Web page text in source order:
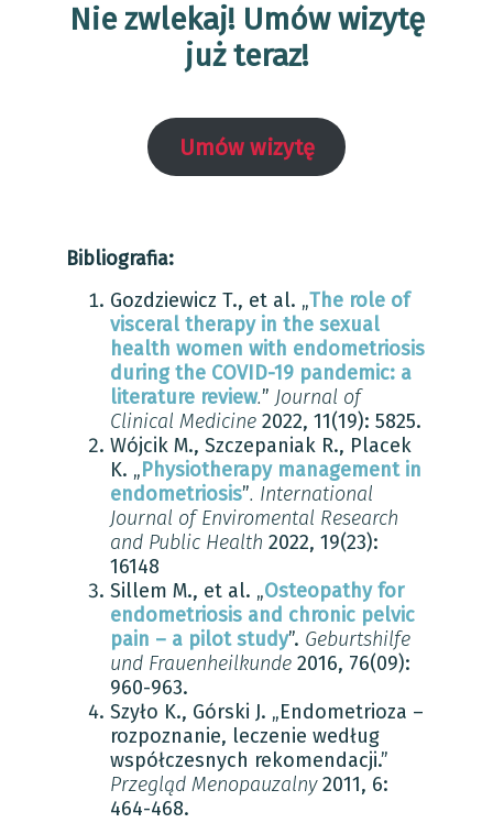
Nie zwlekaj! Umów wizytę
już teraz!
Umów wizytę
Bibliografia:
Gozdziewicz T., et al. „The role of
visceral therapy in the sexual
health women with endometriosis
during the COVID-19 pandemic: a
literature review.” Journal of
Clinical Medicine 2022, 11(19): 5825.
Wójcik M., Szczepaniak R., Placek
K. „Physiotherapy management in
endometriosis”. International
Journal of Enviromental Research
and Public Health 2022, 19(23):
16148
Sillem M., et al. „Osteopathy for
endometriosis and chronic pelvic
pain – a pilot study”. Geburtshilfe
und Frauenheilkunde 2016, 76(09):
960-963.
Szyło K., Górski J. „Endometrioza –
rozpoznanie, leczenie według
współczesnych rekomendacji.”
Przegląd Menopauzalny2011, 6:
464-468.